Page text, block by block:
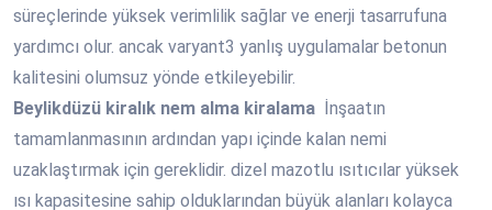
süreçlerinde yüksek verimlilik sağlar ve enerji tasarrufuna
yardımcı olur. ancak varyant3 yanlış uygulamalar betonun
kalitesini olumsuz yönde etkileyebilir.
Beylikdüzü kiralık nem alma kiralama İnşaatın
tamamlanmasının ardından yapı içinde kalan nemi
uzaklaştırmak için gereklidir. dizel mazotlu ısıtıcılar yüksek
ısı kapasitesine sahip olduklarından büyük alanları kolayca